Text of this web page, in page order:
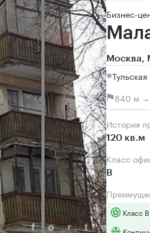
Бизнес-
Москва,
840 м →
История
120 кв.м
Класс
B
Класс B